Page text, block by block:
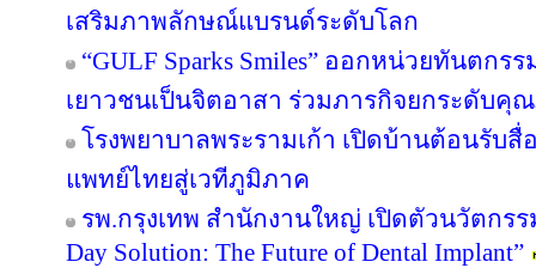
เสริมภาพลักษณ์แบรนด์ระดับโลก
“GULF Sparks Smiles” ออกหน่วยทันตก
เยาวชนเป็นจิตอาสา ร่วมภารกิจยกระดับ
โรงพยาบาลพระรามเก้า เปิดบ้านต้อนรับ
แพทย์ไทยสู่เวทีภูมิภาค
รพ.กรุงเทพ สำนักงานใหญ่ เปิดตัวนวัตกร
Day Solution: The Future of Dental Implant”